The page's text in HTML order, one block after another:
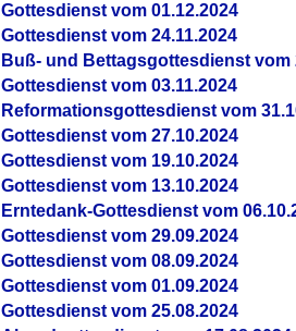
Gottesdienst vom 01.12.2024
Gottesdienst vom 24.11.2024
Buß- und Bettagsgottesdienst vom
Gottesdienst vom 03.11.2024
Reformationsgottesdienst vom
Gottesdienst vom 27.10.2024
Gottesdienst vom 19.10.2024
Gottesdienst vom 13.10.2024
Erntedank-Gottesdienst vom
Gottesdienst vom 29.09.2024
Gottesdienst vom 08.09.2024
Gottesdienst vom 01.09.2024
Gottesdienst vom 25.08.2024